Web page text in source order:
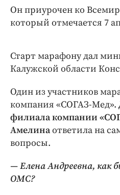
Медиаперсона
Интересное чтиво
Бренд года
Работодатель года
Он приурочен ко
который отмечается 7
Старт марафону дал
Калужской области
Один из участников
компания «СОГАЗ-Мед».
филиала компании
Амелинаответила на
вопросы.
— Елена Андреевна, как
ОМС?